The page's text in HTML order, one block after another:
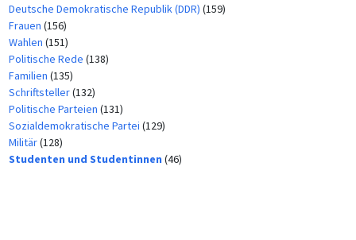
Deutsche Demokratische Republik (DDR) (159)
Frauen (156)
Wahlen (151)
Politische Rede (138)
Familien (135)
Schriftsteller(132)
Politische Parteien (131)
Sozialdemokratische Partei (129)
Militär(128)
Studenten und Studentinnen (46)